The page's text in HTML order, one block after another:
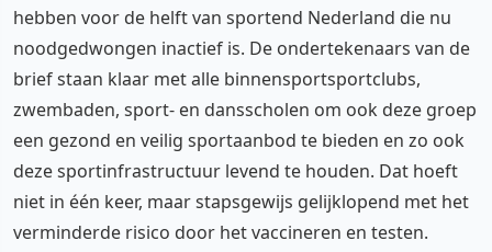
hebben voor de helft van sportend Nederland die nu
noodgedwongen inactief is. De ondertekenaars van de
brief staan klaar met alle binnensportsportclubs,
zwembaden, sport- en dansscholen om ook deze groep
een gezond en veilig sportaanbod te bieden en zo ook
deze sportinfrastructuur levend te houden. Dat hoeft
niet in één keer, maar stapsgewijs gelijklopend met het
verminderde risico door het vaccineren en testen.